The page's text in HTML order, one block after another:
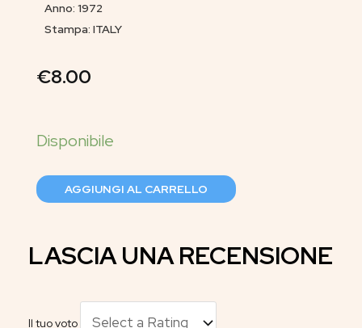
Anno: 1972
Stampa: ITALY
€8.00
AGGIUNGI AL CARRELLO
LASCIA UNA RECENSIONE
Il tuo voto